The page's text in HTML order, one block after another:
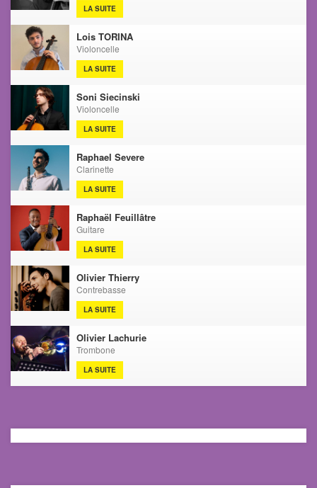
LA SUITE
Lois TORINA
Violoncelle
LA SUITE
Soni Siecinski
Violoncelle
LA SUITE
Raphael Severe
Clarinette
LA SUITE
Raphaël Feuillâtre
Guitare
LA SUITE
Olivier Thierry
Contrebasse
LA SUITE
Olivier Lachurie
Trombone
LA SUITE